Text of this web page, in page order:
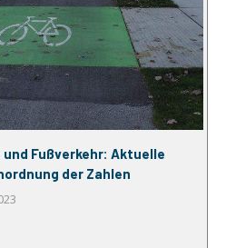
Fußverkehr: Aktuelle
der Zahlen